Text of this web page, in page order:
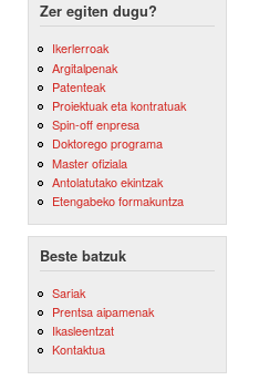
Zer egiten dugu?
Ikerlerroak
Argitalpenak
Patenteak
Proiektuak eta kontratuak
Spin-off enpresa
Doktorego programa
Master ofiziala
Antolatutako ekintzak
Etengabeko formakuntza
Beste batzuk
Sariak
Prentsa aipamenak
Ikasleentzat
Kontaktua